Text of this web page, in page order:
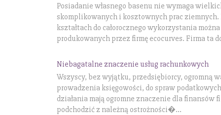
Posiadanie własnego basenu nie wymaga
skomplikowanych i kosztownych prac ziemnych.
kształtach do całorocznego wykorzystania
produkowanych przez firmę ecocurves. Firma ta
Niebagatalne znaczenie usług rachunkowych
Wszyscy, bez wyjątku, przedsiębiorcy, ogromną
prowadzenia księgowości, do spraw
działania mają ogromne znaczenie dla finansów
podchodzić z należną ostrożności�...